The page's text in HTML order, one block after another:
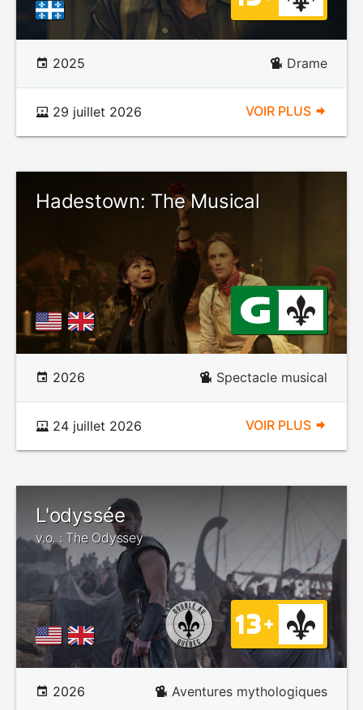
2025 Drame
29 juillet 2026 VOIR PLUS
Hadestown: The Musical
2026 Spectacle musical
24 juillet 2026 VOIR PLUS
L'odyssée
v.o. : The Odyssey
2026 Aventures mythologiques